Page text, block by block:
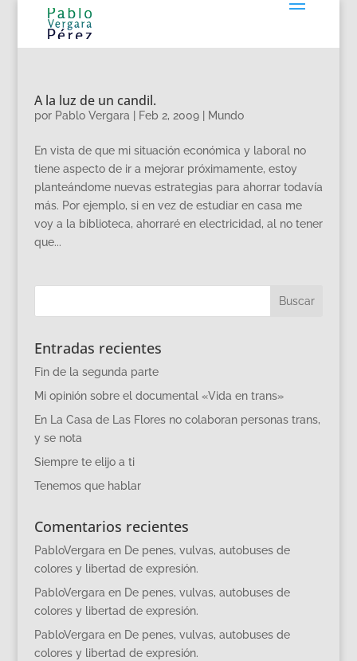
A la luz de un candil.
por Pablo Vergara Feb 2, 2009| Mundo
En vista de que mi situación económica y laboral no
tiene aspecto de ir a mejorar próximamente, estoy
planteándome nuevas estrategias para ahorrar todavía
más. Por ejemplo, si en vez de estudiar en casa me
voy a la biblioteca, ahorraré en electricidad, al no tener
que...
Entradas recientes
Fin de la segunda parte
Mi opinión sobre el documental «Vida en trans»
En La Casa de Las Flores no colaboran personas trans,
y se nota
Siempre te elijo a ti
Tenemos que hablar
Comentarios recientes
PabloVergara en De penes, vulvas, autobuses de
colores y libertad de expresión.
PabloVergara en De penes, vulvas, autobuses de
colores y libertad de expresión.
PabloVergara en De penes, vulvas, autobuses de
colores y libertad de expresión.